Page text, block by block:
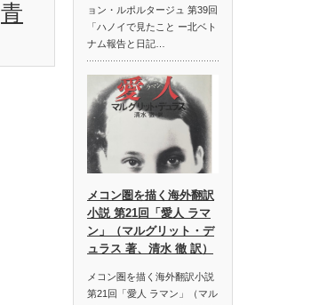
青
ョン・ルポルタージュ 第39回
「ハノイで見たこと ー北ベト
ナム報告と日記…
メコン圏を描く海外翻訳
小説 第21回「愛人 ラマ
ン」（マルグリット・デ
ュラス 著、清水 徹 訳）
メコン圏を描く海外翻訳小説
第21回「愛人 ラマン」（マル